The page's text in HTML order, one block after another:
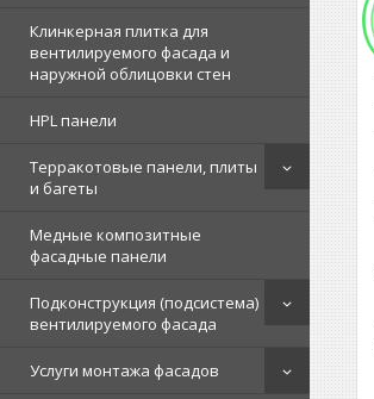
Клинкерная плитка для
вентилируемого фасада и
наружной облицовки стен
HPL панели
Терракотовые панели, плиты
и багеты
Медные композитные
фасадные панели
Подконструкция (подсистема)
вентилируемого фасада
Услуги монтажа фасадов